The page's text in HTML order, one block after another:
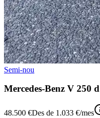
Semi-nou
Mercedes-Benz V 250 d
48.500 €Des de 1.033 €/mes